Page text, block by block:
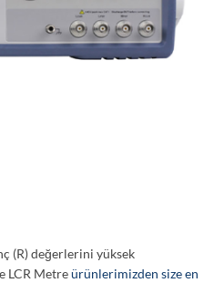
(R) değerlerini yüksek
LCR Metreürünlerimizden size en